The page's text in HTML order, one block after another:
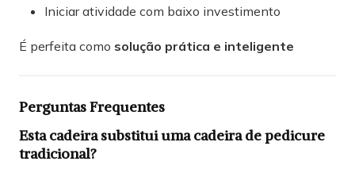
Iniciar atividade com baixo investimento
É perfeita como solução prática e inteligente
Perguntas Frequentes
Esta cadeira substitui uma cadeira de pedicure
tradicional?